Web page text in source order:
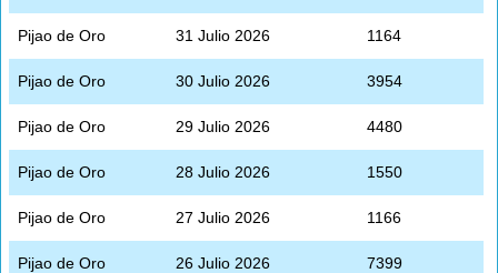
Pijao de Oro 31 Julio 2026 1164
Pijao de Oro 30 Julio 2026 3954
Pijao de Oro 29 Julio 2026 4480
Pijao de Oro 28 Julio 2026 1550
Pijao de Oro 27 Julio 2026 1166
Pijao de Oro 26 Julio 2026 7399